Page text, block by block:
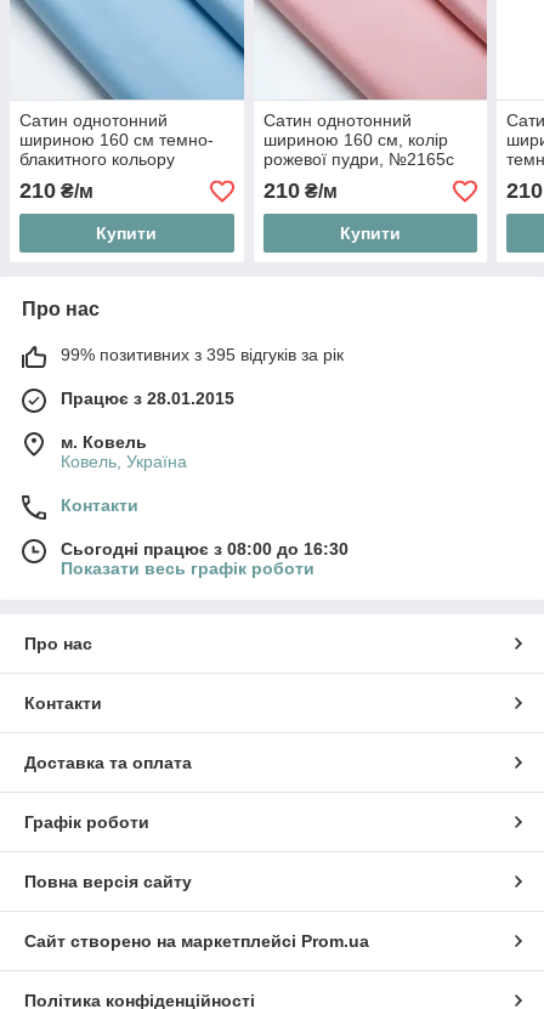
Сатин однотонний
шириною 160 см темно-
блакитного кольору
№3730с
210 ₴/м
Купити
Сатин однотонний
шириною 160 см, колір
рожевої пудри, №2165с
210₴/м
Купити
210
Про нас
99% позитивних з 395 відгуків за рік
Працює з 28.01.2015
м. Ковель
Ковель, Україна
Контакти
Сьогодні працює з 08:00 до 16:30
Показати весь графік роботи
Про нас
Контакти
Доставка та оплата
Графік роботи
Повна версія сайту
Сайт створено на маркетплейсі Prom.ua
Політика конфіденційності